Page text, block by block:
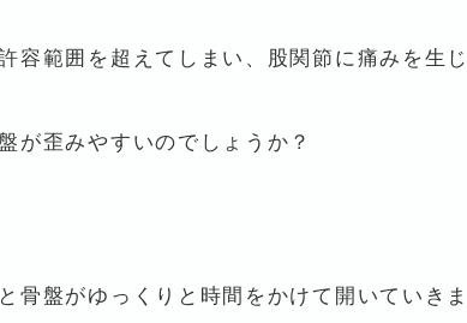
容範囲を超えてしまい、股関節に痛みを生じ
が歪みやすいのでしょうか？
骨盤がゆっくりと時間をかけて開いていきま